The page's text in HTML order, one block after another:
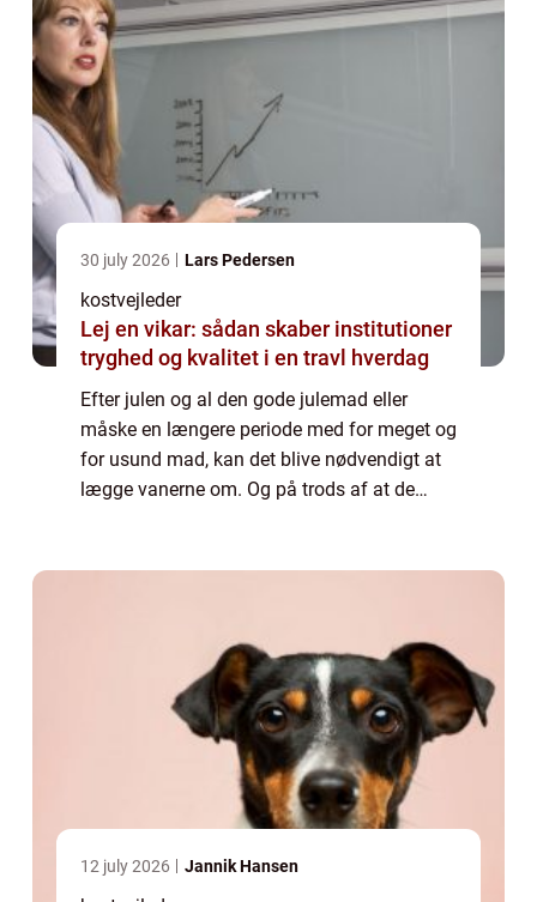
30 july 2026 Lars Pedersen
kostvejleder
Lej en vikar: sådan skaber institutioner
tryghed og kvalitet i en travl hverdag
Efter julen og al den gode julemad eller
måske en længere periode med for meget og
for usund mad, kan det blive nødvendigt at
lægge vanerne om. Og på trods af at de
12 july 2026 Jannik Hansen